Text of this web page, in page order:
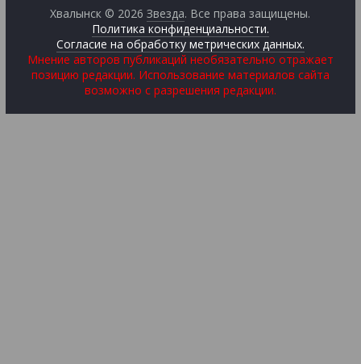
Хвалынск © 2026Звезда. Все права защищены.
Политика конфиденциальности.
Согласие на обработку метрических данных.
Мнение авторов публикаций необязательно отражает
позицию редакции. Использование материалов сайта
возможно с разрешения редакции.